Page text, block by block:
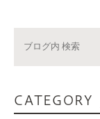
CATEGORY